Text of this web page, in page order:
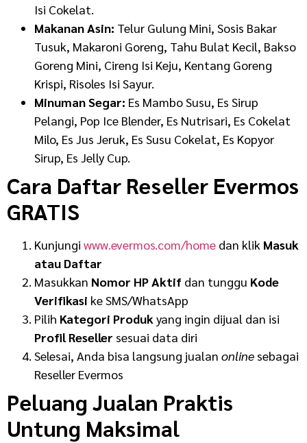
Isi Cokelat.
Makanan Asin: Telur Gulung Mini, Sosis Bakar
Tusuk, Makaroni Goreng, Tahu Bulat Kecil, Bakso
Goreng Mini, Cireng Isi Keju, Kentang Goreng
Krispi, Risoles Isi Sayur.
Minuman Segar: Es Mambo Susu, Es Sirup
Pelangi, Pop Ice Blender, Es Nutrisari, Es Cokelat
Milo, Es Jus Jeruk, Es Susu Cokelat, Es Kopyor
Sirup, Es Jelly Cup.
Cara Daftar Reseller Evermos
GRATIS
Kunjungi www.evermos.com/home dan klik Masuk
atau Daftar
Masukkan Nomor HP Aktif dan tunggu Kode
Verifikasi ke SMS/WhatsApp
Pilih Kategori Produk yang ingin dijual dan isi
Profil Reseller sesuai data diri
Selesai, Anda bisa langsung jualan online sebagai
Reseller Evermos
Peluang Jualan Praktis
Untung Maksimal